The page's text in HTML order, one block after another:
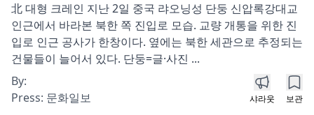
北 대형 크레인 지난 2일 중국 랴오닝성 단둥 신압록강대교
인근에서 바라본 북한 쪽 진입로 모습. 교량 개통을 위한 진
입로 인근 공사가 한창이다. 옆에는 북한 세관으로 추정되는
건물들이 늘어서 있다. 단둥=글·사진 ...
By:
Press: 문화일보 샤라웃 보관